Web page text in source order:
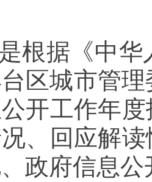
根据《中
区城市管
开工作年
、回应解
政府信息